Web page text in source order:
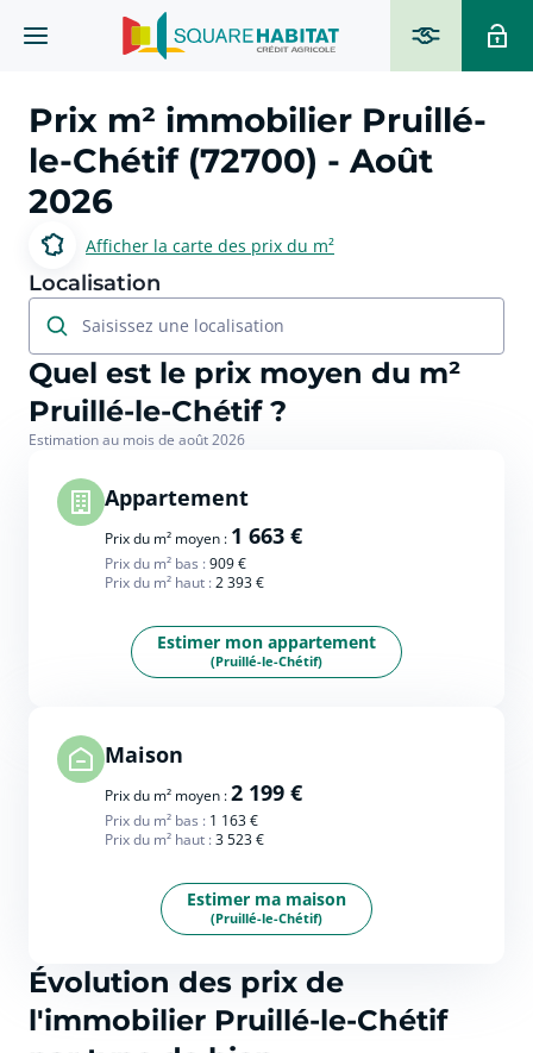
Prix m² immobilier Pruillé-
le-Chétif (72700) - Août
2026
Afficher la carte des prix du m²
Localisation
Saisissez une localisation
Quel est le prix moyen du m²
Pruillé-le-Chétif ?
Estimation au mois de août 2026
Appartement
Prix du m² moyen : 1 663 €
Prix du m² bas :909 €
Prix du m² haut :2 393 €
Estimer mon appartement
(Pruillé-le-Chétif)
Maison
Prix du m² moyen :2 199 €
Prix du m² bas : 1 163 €
Prix du m² haut :3 523 €
Estimer ma maison
(Pruillé-le-Chétif)
Évolution des prix de
l'immobilier Pruillé-le-Chétif